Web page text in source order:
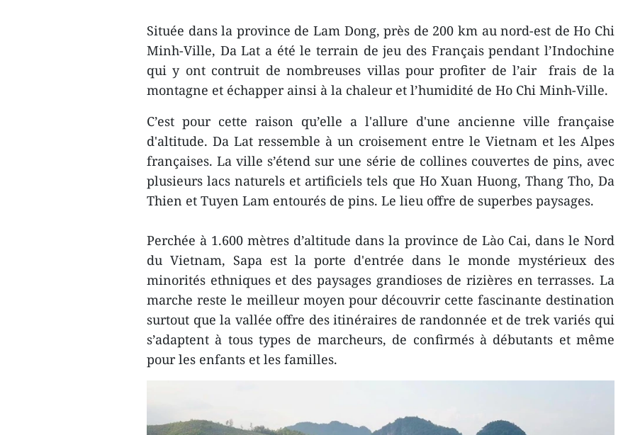
Située dans la province de Lam Dong, près de 200 km au nord-est de Ho Chi
Minh-Ville, Da Lat a été le terrain de jeu des Français pendant l’Indochine
qui y ont contruit de nombreuses villas pour profiter de l’air frais de la
montagne et échapper ainsi à la chaleur et l’humidité de Ho Chi Minh-Ville.
C’est pour cette raison qu’elle a l'allure d'une ancienne ville française
d'altitude. Da Lat ressemble à un croisement entre le Vietnam et les Alpes
françaises. La ville s’étend sur une série de collines couvertes de pins, avec
plusieurs lacs naturels et artificiels tels que Ho Xuan Huong, Thang Tho, Da
Thien et Tuyen Lam entourés de pins. Le lieu offre de superbes paysages.
Perchée à 1.600 mètres d’altitude dans la province de Lào Cai, dans le Nord
du Vietnam, Sapa est la porte d'entrée dans le monde mystérieux des
minorités ethniques et des paysages grandioses de rizières en terrasses. La
marche reste le meilleur moyen pour découvrir cette fascinante destination
surtout que la vallée offre des itinéraires de randonnée et de trek variés qui
s’adaptent à tous types de marcheurs, de confirmés à débutants et même
pour les enfants et les familles.